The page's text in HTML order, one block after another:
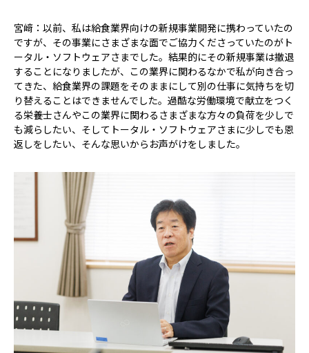
宮﨑：以前、私は給食業界向けの新規事業開発に携わっていたの
ですが、その事業にさまざまな面でご協力くださっていたのがト
ータル・ソフトウェアさまでした。結果的にその新規事業は撤退
することになりましたが、この業界に関わるなかで私が向き合っ
てきた、給食業界の課題をそのままにして別の仕事に気持ちを切
り替えることはできませんでした。過酷な労働環境で献立をつく
る栄養士さんやこの業界に関わるさまざまな方々の負荷を少しで
も減らしたい、そしてトータル・ソフトウェアさまに少しでも恩
返しをしたい、そんな思いからお声がけをしました。